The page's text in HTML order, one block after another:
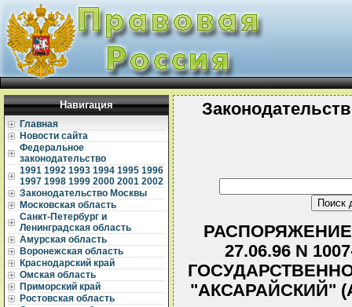
Навигация
Главная
Новости сайта
Федеральное
законодательство
1991 1992 1993 1994 1995 1996
1997 1998 1999 2000 2001 2002
Законодательство Москвы
Московская область
Санкт-Петербург и
Ленинградская область
Амурская область
Воронежская область
Краснодарский край
Омская область
Приморский край
Ростовская область
27.06.96 N
"АКСАРАЙСКИЙ"